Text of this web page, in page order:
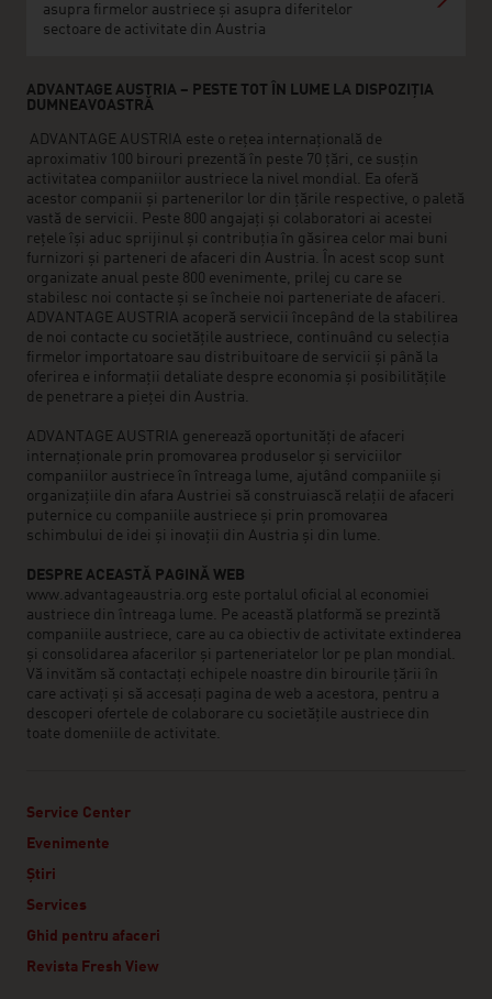
asupra firmelor austriece și asupra diferitelor
sectoare de activitate din Austria
ADVANTAGE AUSTRIA – PESTE TOT ÎN LUME LA DISPOZIȚIA
DUMNEAVOASTRĂ
ADVANTAGE AUSTRIA este o rețea internațională de
aproximativ 100 birouri prezentă în peste 70 țări, ce susțin
activitatea companiilor austriece la nivel mondial. Ea oferă
acestor companii și partenerilor lor din țările respective, o paletă
vastă de servicii. Peste 800 angajați și colaboratori ai acestei
rețele își aduc sprijinul și contribuția în găsirea celor mai buni
furnizori și parteneri de afaceri din Austria. În acest scop sunt
organizate anual peste 800 evenimente, prilej cu care se
stabilesc noi contacte și se încheie noi parteneriate de afaceri.
ADVANTAGE AUSTRIA acoperă servicii începând de la stabilirea
de noi contacte cu societățile austriece, continuând cu selecția
firmelor importatoare sau distribuitoare de servicii și până la
oferirea e informații detaliate despre economia și posibilitățile
de penetrare a pieței din Austria.
ADVANTAGE AUSTRIA generează oportunități de afaceri
internaționale prin promovarea produselor și serviciilor
companiilor austriece în întreaga lume, ajutând companiile și
organizațiile din afara Austriei să construiască relații de afaceri
puternice cu companiile austriece și prin promovarea
schimbului de idei și inovații din Austria și din lume.
DESPRE ACEASTĂ PAGINĂ WEB
www.advantageaustria.org este portalul oficial al economiei
austriece din întreaga lume. Pe această platformă se prezintă
companiile austriece, care au ca obiectiv de activitate extinderea
și consolidarea afacerilor și parteneriatelor lor pe plan mondial.
Vă invităm să contactați echipele noastre din birourile țării în
care activați și să accesați pagina de web a acestora, pentru a
descoperi ofertele de colaborare cu societățile austriece din
toate domeniile de activitate.
Service Center
Evenimente
Știri
Services
Ghid pentru afaceri
Revista Fresh View